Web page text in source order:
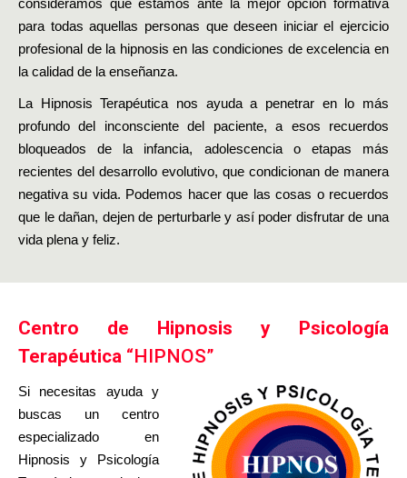
consideramos que estamos ante la mejor opción formativa
para todas aquellas personas que deseen iniciar el ejercicio
profesional de la hipnosis en las condiciones de excelencia en
la calidad de la enseñanza.
La Hipnosis Terapéutica nos ayuda a penetrar en lo más
profundo del inconsciente del paciente, a esos recuerdos
bloqueados de la infancia, adolescencia o etapas más
recientes del desarrollo evolutivo, que condicionan de manera
negativa su vida. Podemos hacer que las cosas o recuerdos
que le dañan, dejen de perturbarle y así poder disfrutar de una
vida plena y feliz.
Centro de Hipnosis y Psicología
Terapéutica “HIPNOS”
Si necesitas ayuda y
buscas un centro
especializado en
Hipnosis y Psicología